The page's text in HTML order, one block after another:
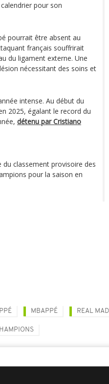
pour son
pourrait être absent au
français souffrirait
du ligament externe. Une
nécessitant des soins et
intense. Au début du
2025, égalant le record du
détenu par Cristiano
du classement provisoire des
pour la saison en
MBAPPÉ REAL